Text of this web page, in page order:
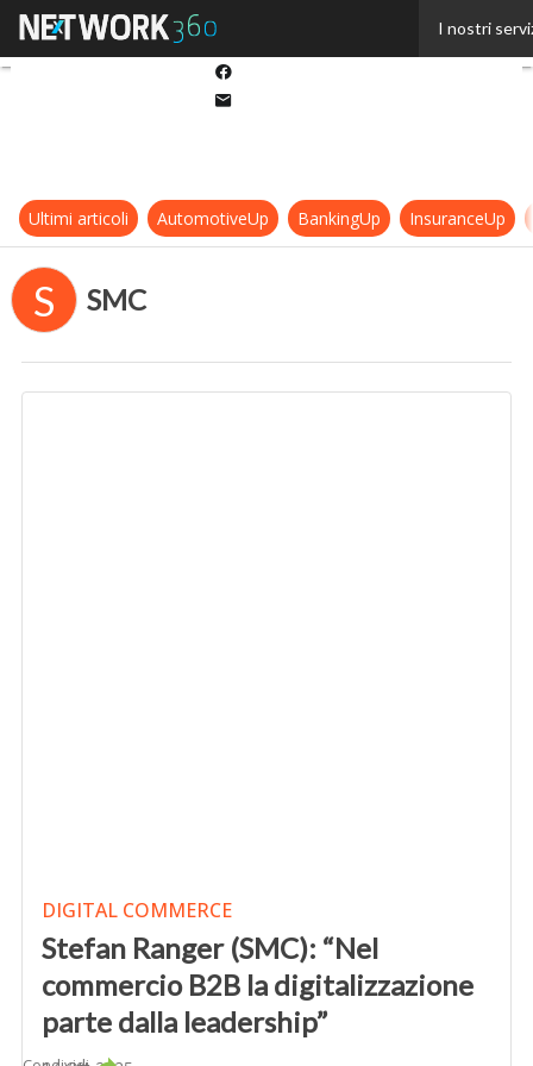
I nostri
Ultimi articoli AutomotiveUp BankingUp InsuranceUp
S SMC
DIGITAL COMMERCE
Stefan Ranger (SMC): “Nel
commercio B2B la digitalizzazione
parte dalla leadership”